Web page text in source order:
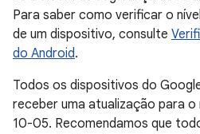
Para saber como verificar o
de um dispositivo, consulte
do Android.
Todos os dispositivos do
receber uma atualização para
10-05. Recomendamos que